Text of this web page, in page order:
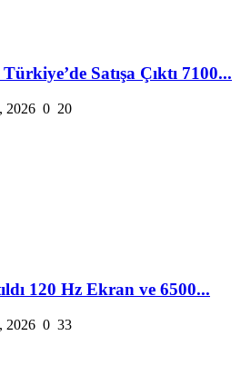
Satışa Çıktı 7100...
2026 0 20
120 Hz Ekran ve 6500...
2026 0 33